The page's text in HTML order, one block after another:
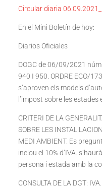
Circular diaria
En el Mini Boletín de hoy:
Diarios Oficiales
DOGC de 06/09/2021 núm.
940 I 950. ORDRE ECO/
s’aproven els models
l’impost sobre les
CRITERI DE LA
SOBRE LES
MEDI AMBIENT. Es
inclou el 10% d’IVA.
persona i estada amb la
CONSULTA DE LA DGT: